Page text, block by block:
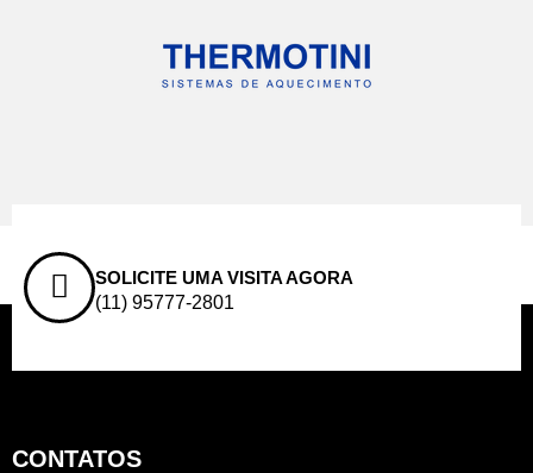
SOLICITE UMA VISITA AGORA
(11) 95777-2801
CONTATOS